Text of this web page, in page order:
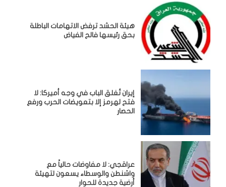
هيئة الحشد ترفض الاتهامات الباطلة
بحق رئيسها فالح الفياض
إيران تُغلق الباب في وجه أميركا: لا
فتح لهرمز إلا بتعويضات الحرب ورفع
الحصار
عراقجي: لا مفاوضات حالياً مع
واشنطن والوسطاء يسعون لتهيئة
أرضية جديدة للحوار